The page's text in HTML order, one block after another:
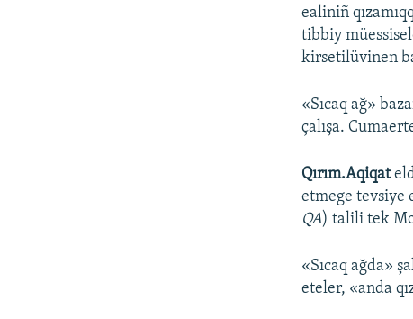
ealiniñ
tibbiy
kirsetilüvinen
«Sıcaq ağ»
çalışa.
Qırım.Aqiqat
etmege tevsiye
QA) talili tek
«Sıcaq ağda»
eteler, «anda